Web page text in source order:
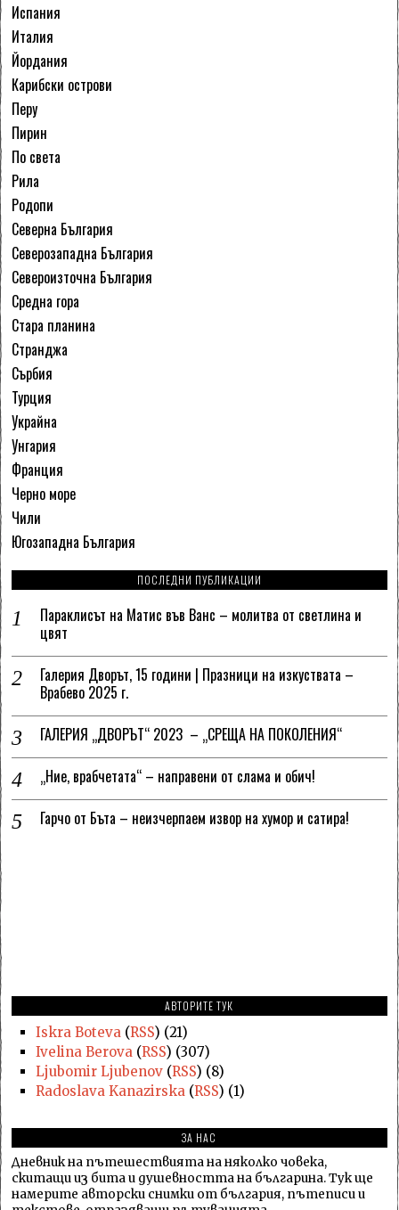
Испания
Италия
Йордания
Карибски острови
Перу
Пирин
По света
Рила
Родопи
Северна България
Северозападна България
Североизточна България
Средна гора
Стара планина
Странджа
Сърбия
Турция
Украйна
Унгария
Франция
Черно море
Чили
Югозападна България
ПОСЛЕДНИ ПУБЛИКАЦИИ
Параклисът на Матис във Ванс – молитва от светлина и
цвят
Галерия Дворът, 15 години | Празници на изкуствата –
Врабево 2025 г.
ГАЛЕРИЯ „ДВОРЪТ“ 2023 – „СРЕЩА НА ПОКОЛЕНИЯ“
„Ние, врабчетата“ – направени от слама и обич!
Гарчо от Бъта – неизчерпаем извор на хумор и сатира!
АВТОРИТЕ ТУК
Iskra Boteva(RSS) (21)
Ivelina Berova(RSS) (307)
Ljubomir Ljubenov(RSS) (8)
Radoslava Kanazirska(RSS) (1)
ЗА НАС
Дневник на пътешествията на няколко човека,
скитащи из бита и душевността на българина. Тук ще
намерите авторски снимки от българия, пътеписи и